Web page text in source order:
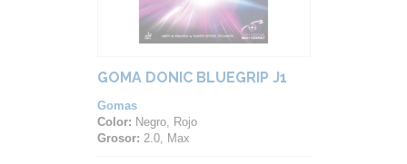
GOMA DONIC BLUEGRIP J1
Gomas
Color: Negro, Rojo
Grosor: 2.0, Max